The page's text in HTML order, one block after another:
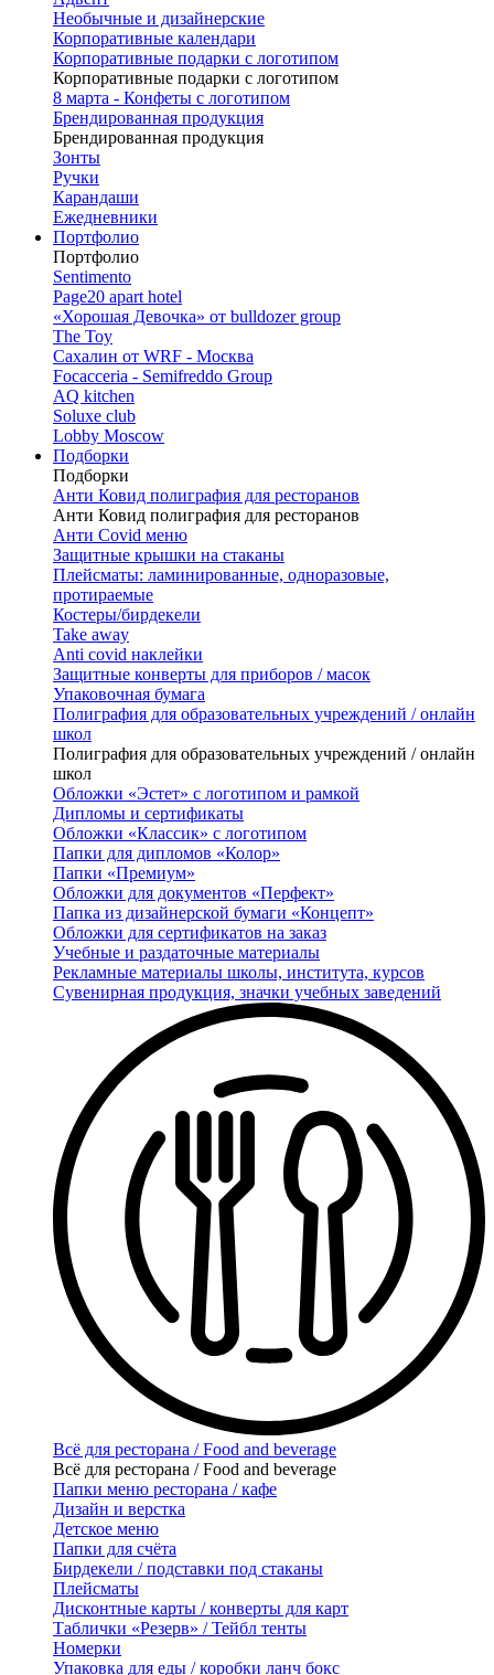
Необычные и дизайнерские
Корпоративные календари
Корпоративные подарки с логотипом
Корпоративные подарки с логотипом
8 марта - Конфеты с логотипом
Брендированная продукция
Брендированная продукция
Зонты
Ручки
Карандаши
Ежедневники
Портфолио
Портфолио
Sentimento
Page20 apart hotel
«Хорошая Девочка» от bulldozer group
The Toy
Сахалин от WRF - Москва
Focacceria - Semifreddo Group
AQ kitchen
Soluxe club
Lobby Moscow
Подборки
Подборки
Анти Ковид полиграфия для ресторанов
Анти Ковид полиграфия для ресторанов
Анти Covid меню
Защитные крышки на стаканы
Плейсматы: ламинированные, одноразовые,
протираемые
Костеры/бирдекели
Take away
Anti covid наклейки
Защитные конверты для приборов / масок
Упаковочная бумага
Полиграфия для образовательных учреждений / онлайн
школ
Полиграфия для образовательных учреждений / онлайн
школ
Обложки «Эстет» с логотипом и рамкой
Дипломы и сертификаты
Обложки «Классик» с логотипом
Папки для дипломов «Колор»
Папки «Премиум»
Обложки для документов «Перфект»
Папка из дизайнерской бумаги «Концепт»
Обложки для сертификатов на заказ
Учебные и раздаточные материалы
Рекламные материалы школы, института, курсов
Сувенирная продукция, значки учебных заведений
Всё для ресторана / Food and beverage
Всё для ресторана / Food and beverage
Папки меню ресторана / кафе
Дизайн и верстка
Детское меню
Папки для счёта
Бирдекели / подставки под стаканы
Плейсматы
Дисконтные карты / конверты для карт
Таблички «Резерв» / Тейбл тенты
Номерки
Упаковка для еды / коробки ланч бокс